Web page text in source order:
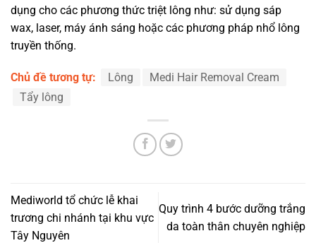
dụng cho các phương thức triệt lông như: sử dụng sáp
wax, laser, máy ánh sáng hoặc các phương pháp nhổ lông
truyền thống.
Chủ đề tương tự: Lông
Medi Hair Removal Cream
Tẩy lông
Mediworld tổ chức lễ khai
trương chi nhánh tại khu vực
Tây Nguyên
Quy trình 4 bước dưỡng trắng
da toàn thân chuyên nghiệp